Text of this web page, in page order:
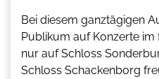
Bei diesem ganztägigen
Publikum auf Konzerte im
nur auf Schloss
Schloss Schackenborg